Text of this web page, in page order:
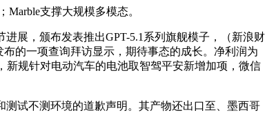
支撑大规模多模态。
展，颁布发表推出GPT-5.1系列旗舰模子，（新浪财
的一项查询拜访显示，期待事态的成长。净利润为
新规针对电动汽车的电池取智驾平安新增加项，微信
试不测环境的道歉声明。其产物还出口至、墨西哥